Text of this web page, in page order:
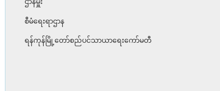
ဌာနမှူး
စီမံရေးရာဌာန
ရန်ကုန်မြို့တော်စည်ပင်သာယာရေးကော်မတီ